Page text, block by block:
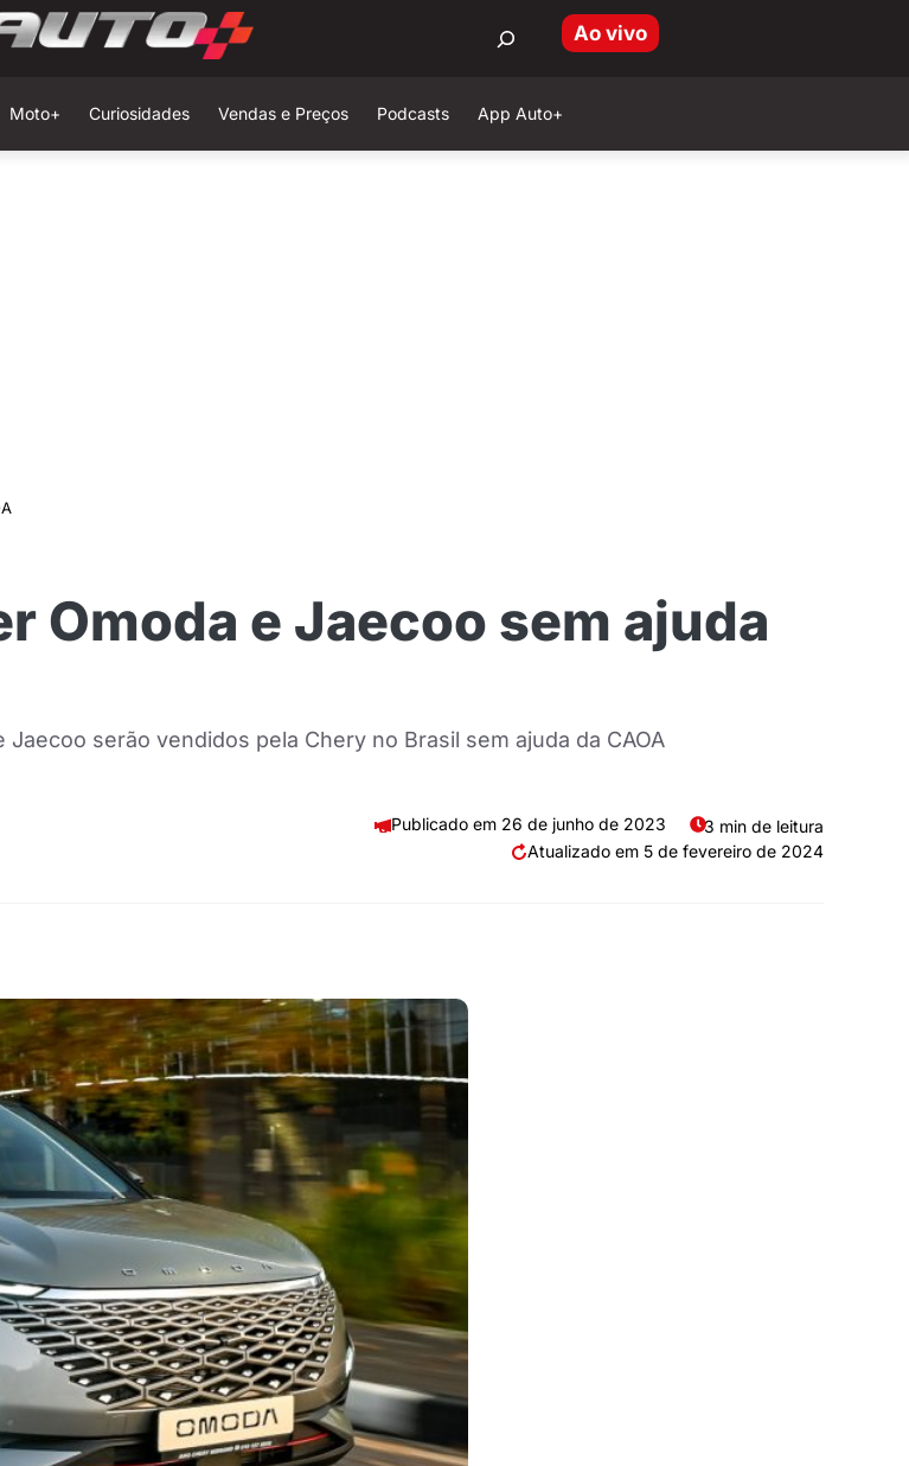
Ao vivo
Moto+ Curiosidades Vendas e Preços Podcasts App Auto+
Omoda e Jaecoo sem ajuda
serão vendidos pela Chery no Brasil sem ajuda da CAOA
26 de junho de 2023
3 min de leitura
5 de fevereiro de 2024